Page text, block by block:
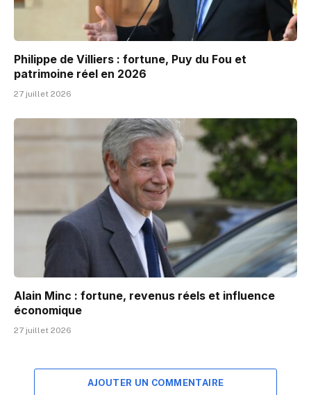
Philippe de Villiers : fortune, Puy du Fou et
patrimoine réel en 2026
27 juillet 2026
Alain Minc : fortune, revenus réels et influence
économique
27 juillet 2026
AJOUTER UN COMMENTAIRE